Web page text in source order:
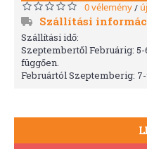
0 vélemény/
Szállítási
Szállítási idő:
Szeptembertől Februárig:
függően.
Februártól Szeptemberig: